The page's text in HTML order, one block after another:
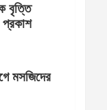
বৃত্তি
মসজিদের